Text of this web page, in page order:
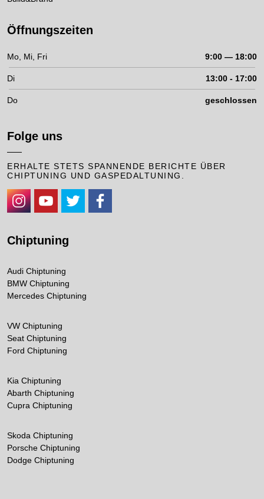
Öffnungszeiten
Mo, Mi, Fri 9:00 — 18:00
Di 13:00 - 17:00
Do geschlossen
Folge uns
ERHALTE STETS SPANNENDE BERICHTE ÜBER
CHIPTUNING UND GASPEDALTUNING.
Chiptuning
Audi Chiptuning
BMW Chiptuning
Mercedes Chiptuning
VW Chiptuning
Seat Chiptuning
Ford Chiptuning
Kia Chiptuning
Abarth Chiptuning
Cupra Chiptuning
Skoda Chiptuning
Porsche Chiptuning
Dodge Chiptuning